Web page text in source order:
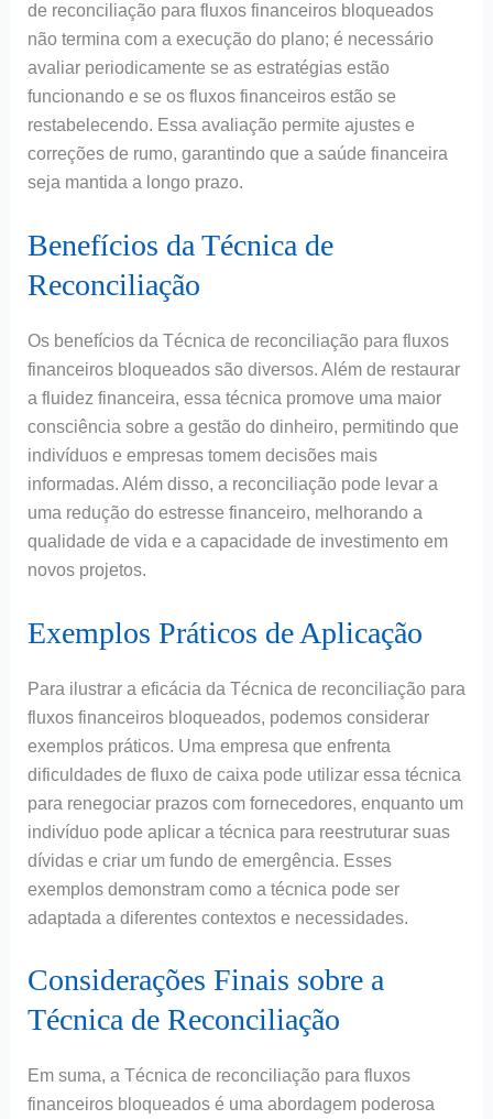
de reconciliação para fluxos financeiros bloqueados
não termina com a execução do plano; é necessário
avaliar periodicamente se as estratégias estão
funcionando e se os fluxos financeiros estão se
restabelecendo. Essa avaliação permite ajustes e
correções de rumo, garantindo que a saúde financeira
seja mantida a longo prazo.
Benefícios da Técnica de
Reconciliação
Os benefícios da Técnica de reconciliação para fluxos
financeiros bloqueados são diversos. Além de restaurar
a fluidez financeira, essa técnica promove uma maior
consciência sobre a gestão do dinheiro, permitindo que
indivíduos e empresas tomem decisões mais
informadas. Além disso, a reconciliação pode levar a
uma redução do estresse financeiro, melhorando a
qualidade de vida e a capacidade de investimento em
novos projetos.
Exemplos Práticos de Aplicação
Para ilustrar a eficácia da Técnica de reconciliação para
fluxos financeiros bloqueados, podemos considerar
exemplos práticos. Uma empresa que enfrenta
dificuldades de fluxo de caixa pode utilizar essa técnica
para renegociar prazos com fornecedores, enquanto um
indivíduo pode aplicar a técnica para reestruturar suas
dívidas e criar um fundo de emergência. Esses
exemplos demonstram como a técnica pode ser
adaptada a diferentes contextos e necessidades.
Considerações Finais sobre a
Técnica de Reconciliação
Em suma, a Técnica de reconciliação para fluxos
financeiros bloqueados é uma abordagem poderosa